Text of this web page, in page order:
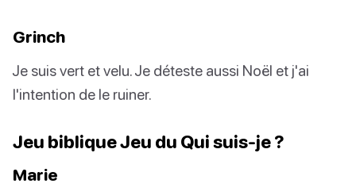
Grinch
Je suis vert et velu. Je déteste aussi Noël et j'ai
l'intention de le ruiner.
Jeu biblique Jeu du Qui suis-je ?
Marie